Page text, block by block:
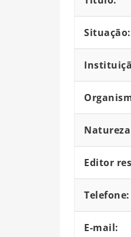
Situação:
Editor
Telefone:
E-mail: